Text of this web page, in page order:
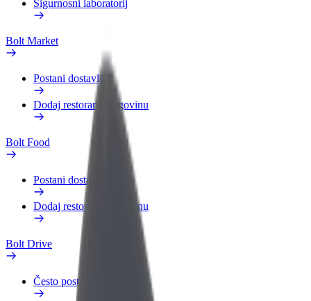
Sigurnosni laboratorij
Bolt Market
Postani dostavljač
Dodaj restoran ili trgovinu
Bolt Food
Postani dostavljač
Dodaj restoran ili trgovinu
Bolt Drive
Često postavljana pitanja